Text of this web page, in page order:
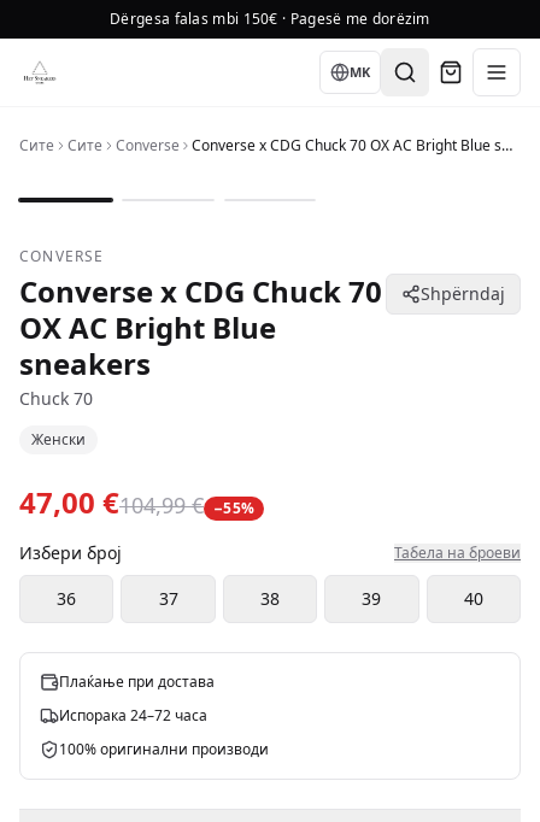
Dërgesa falas mbi 150€ · Pagesë me dorëzim
Language
MK
Сите Сите Converse Converse x CDG Chuck 70 OX AC Bright Blue sneakers
CONVERSE
Converse x CDG Chuck 70
OX AC Bright Blue
sneakers
Shpërndaj
Chuck 70
Женски
47,00 €104,99 € −55%
Избери број Табела на броеви
36 37 38 39 40
Плаќање при достава
Испорака 24–72 часа
100% оригинални производи